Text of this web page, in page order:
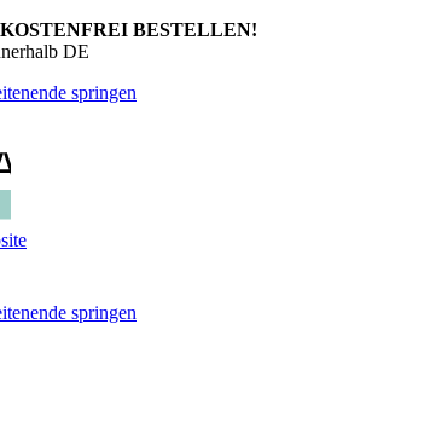
BESTELLEN!
DE
springen
springen